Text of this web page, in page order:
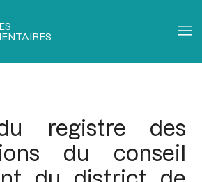
registre des
du conseil